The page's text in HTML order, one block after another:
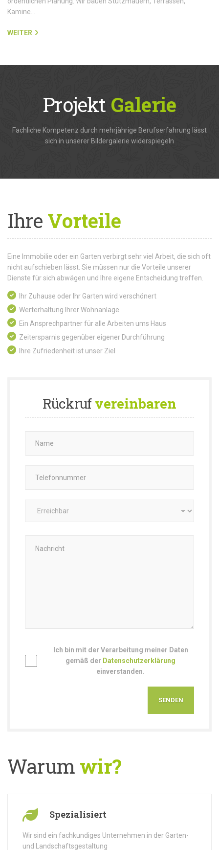
Kamine…
WEITER
Projekt Galerie
Fachliche Kompetenz durch mehrjährige Berufserfahrung lässt
sich in unserer Bildergalerie widerspiegeln
IhreVorteile
Eine Immobilie oder ein Garten verbirgt sehr viel Arbeit, die sich oft
nicht aufschieben lässt. Sie müssen nur die Vorteile unserer
Dienste für sich abwägen und Ihre eigene Entscheidung treffen.
Ihr Zuhause oder Ihr Garten wird verschönert
Werterhaltung Ihrer Wohnanlage
Ein Ansprechpartner für alle Arbeiten ums Haus
Zeitersparnis gegenüber eigener Durchführung
Ihre Zufriedenheit ist unser Ziel
Rückrufvereinbaren
Ich bin mit der Verarbeitung meiner Daten
gemäß der Datenschutzerklärung
einverstanden.
Warum wir?
Spezialisiert
Wir sind ein fachkundiges Unternehmen in der Garten-
und Landschaftsgestaltung